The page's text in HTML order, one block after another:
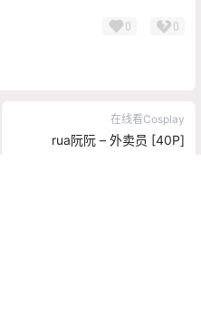
0 0
在线看Cosplay
rua阮阮 – 外卖员 [40P]